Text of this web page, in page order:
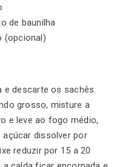
de baunilha
(opcional)
e descarte os sachês.
grosso, misture a
e leve ao fogo médio,
dissolver por
reduzir por 15 a 20